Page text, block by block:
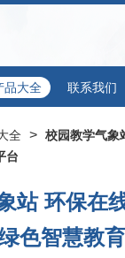
品大全 联系我们
全 > 校园教学气象
台
站 环保在
色智慧教